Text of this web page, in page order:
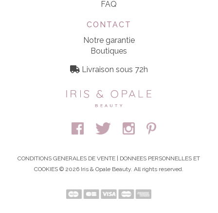
FAQ
CONTACT
Notre garantie
Boutiques
Livraison sous 72h
CONDITIONS GENERALES DE VENTE
DONNEES PERSONNELLES ET
COOKIES © 2026 Iris & Opale Beauty. All rights reserved.